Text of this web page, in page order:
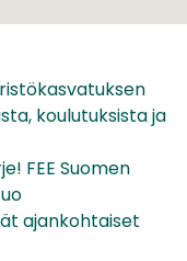
koulutuksista ja
FEE Suomen
ajankohtaiset